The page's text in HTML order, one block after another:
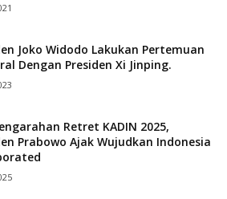
Joko Widodo Lakukan Pertemuan
Dengan Presiden Xi Jinping.
Retret KADIN 2025,
Prabowo Ajak Wujudkan Indonesia